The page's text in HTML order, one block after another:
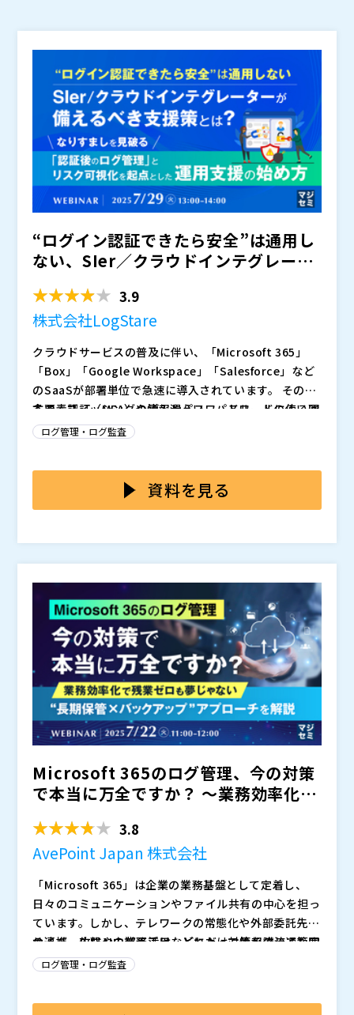
“ログイン認証できたら安全”は通用し
ない、SIer／クラウドインテグレータ
3.9
株式会社LogStare
クラウドサービスの普及に伴い、「Microsoft 365」
「Box」「Google Workspace」「Salesforce」など
のSaaSが部署単位で急速に導入されています。 その一
方で、フィッシングや情報漏えい、パスワードの使い回
しなどを起因とした正規アカウントの乗っ取りが多発
「社内ネットワーク＝安全」ではなくなった今、IDと認
証が信頼の起点であるにもかかわらず、「MFAを入れて
する原因になっています。 正常なログインであって
も、退職者アカウントの利用や異常なデータ操作といっ
た“なりすまし利用”が潜む時代に突入しています。
多要素認証（MFA）の導入やパスワードルールによる運
用を強化しても、アカウント乗っ取りのリスクは依然と
ます。ただ、クラウドインテグレーターの多くは導入支
援にとどまり、認証のセキュリティ向上、ログ監視や行
いないのが現状です。 加えて、ログがクラウドやオン
プレ環境、SaaSごとに分断され、認証と操作履歴が連
携していないことがリスクの見逃しにつながっていま
す。ログを“見る・活用する”体制や判断基準がない中
で、今こそ「認証後の行動ログ監視」が脅威を見破る鍵
として注目されています。
ョンを扱う専門ベンダー、クラウドセキュリティ事業者
の方を対象に開催します。不正利用の事例やリスクが見
ケースをデモを交えて解説します。また、ログの一元監
視とセキュリティリスクの可視化を軸としたセキュリテ
ィ運用を実現するLogStareの支援策をご紹介します。
「認証のその先」まで支援できる体制づくりに向け、提
案力を高めたいSIer／クラウドインテグレーターの方
は、ぜひご参加ください。
株式会社ソリトンシステムズ（）
株式会社オープンソース活用研究所（）
マジセミ株式会社（）
※共催、協賛、協力、講演企業は将来的に追加、削除さ
れる可能性があります。
ログ管理・ログ監査
資料を見る
Microsoft 365のログ管理、今の対策
で本当に万全ですか？ ～業務効率化で
3.8
AvePoint Japan 株式会社
「Microsoft 365」は企業の業務基盤として定着し、
日々のコミュニケーションやファイル共有の中心を担っ
ています。しかし、テレワークの常態化や外部委託先と
の連携、生成AIの業務活用などによって情報の流通範囲
は広がり、従来の境界型セキュリティでは対応しきれな
サイバー攻撃や内部不正は、どれだけ対策を講じても完
全に防ぐことは困難です。そこで、インシデント発生後
ログ管理・ログ監査